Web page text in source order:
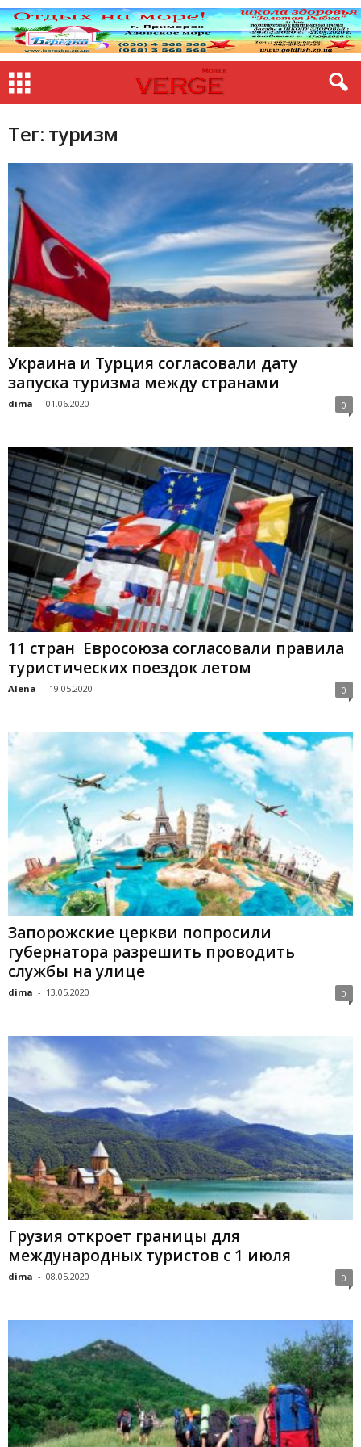
Тег: туризм
Украина и Турция согласовали дату
запуска туризма между странами
dima - 01.06.2020 0
11 стран Евросоюза согласовали правила
туристических поездок летом
Alena - 19.05.2020 0
Запорожские церкви попросили
губернатора разрешить проводить
службы на улице
dima - 13.05.2020 0
Грузия откроет границы для
международных туристов с 1 июля
dima - 08.05.2020 0